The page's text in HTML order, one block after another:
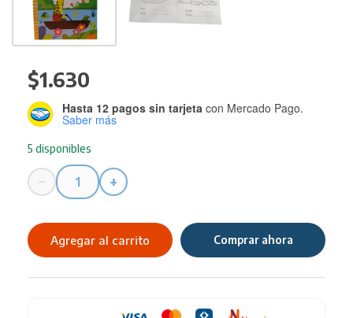
$1.630
5 disponibles
Hasta 12 pagos sin tarjeta con Mercado Pago.
Saber más
−
Libro
y
Escribir
+
Agregar al carrito Comprar ahora